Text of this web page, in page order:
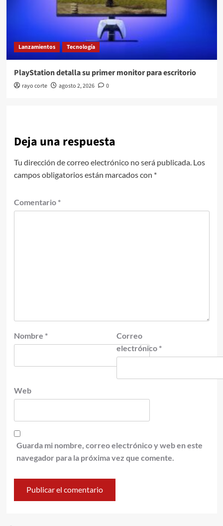
Lanzamientos Tecnología
PlayStation detalla su primer monitor para escritorio
rayo corte agosto 2, 2026 0
Deja una respuesta
Tu dirección de correo electrónico no será publicada. Los
campos obligatorios están marcados con *
Comentario *
Nombre *
Correo
electrónico *
Web
Guarda mi nombre, correo electrónico y web en este
navegador para la próxima vez que comente.